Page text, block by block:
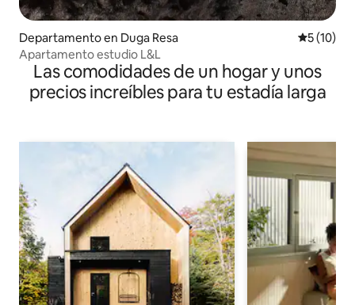
Departamento en Duga Resa
5 (10)
Apartamento estudio L&L
Las comodidades de un hogar y unos
precios increíbles para tu estadía larga